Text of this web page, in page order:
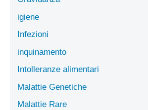
igiene
Infezioni
inquinamento
Intolleranze alimentari
Malattie Genetiche
Malattie Rare